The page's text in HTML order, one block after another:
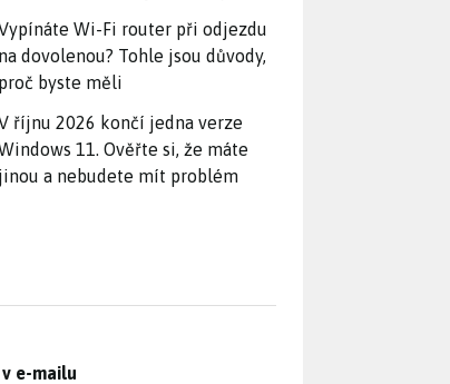
Wi-Fi router při odjezdu
na dovolenou? Tohle jsou důvody,
proč byste měli
říjnu 2026 končí jedna verze
11. Ověřte si, že máte
jinou a nebudete mít problém
e-mailu